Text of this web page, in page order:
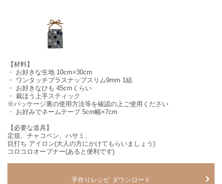
【材料】
・ お好きな生地 10cm×30cm
・ ワンタッチプラスナップスリム9mm 1組
・ お好きなひも 45cmくらい
・ 裁ほう上手スティック
※パッケージ裏の使用方法等を確認の上ご使用ください
・ お好みでネームテープ 5cm幅×7cm
【必要な道具】
定規、チャコペン、ハサミ、
目打ち アイロン(大人の方にかけてもらいましょう)
コロコロオープナー(あると便利です)
手作りレシピ ダウンロード